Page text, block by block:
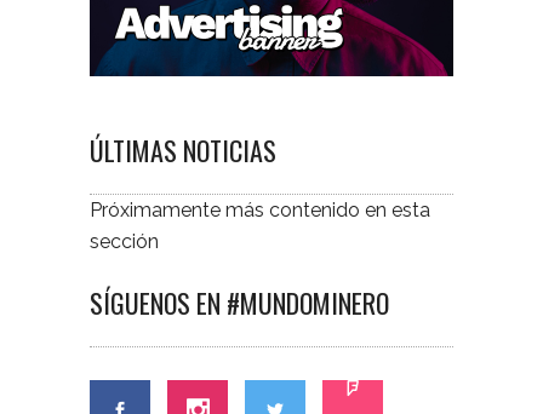
ÚLTIMAS NOTICIAS
Próximamente más contenido en esta
sección
SÍGUENOS EN #MUNDOMINERO